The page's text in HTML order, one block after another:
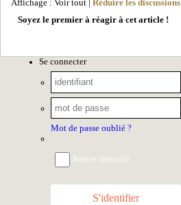
Affichage : Voir tout | Réduire les discussions
Soyez le premier à réagir à cet article !
Se connecter
Mot de passe oublié ?
Rester identifié
S'identifier